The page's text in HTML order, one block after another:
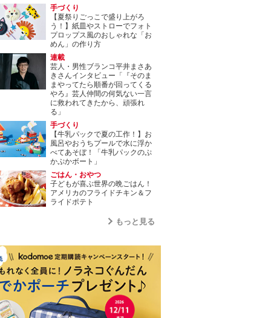
手づくり
【夏祭りごっこで盛り上がろ
う！】紙皿やストローでフォト
プロップス風のおしゃれな「お
めん」の作り方
連載
芸人・男性ブランコ平井まさあ
きさんインタビュー「『そのま
まやってたら順番が回ってくる
やろ』芸人仲間の何気ない一言
に救われてきたから、頑張れ
る」
手づくり
【牛乳パックで夏の工作！】お
風呂やおうちプールで水に浮か
べてあそぼ！「牛乳パックのぷ
かぷかボート」
ごはん・おやつ
子どもが喜ぶ世界の晩ごはん！
アメリカのフライドチキン＆フ
ライドポテト
もっと見る